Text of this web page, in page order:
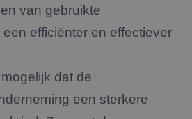
van gebruikte
efficiënter en effectiever
dat de
een sterkere